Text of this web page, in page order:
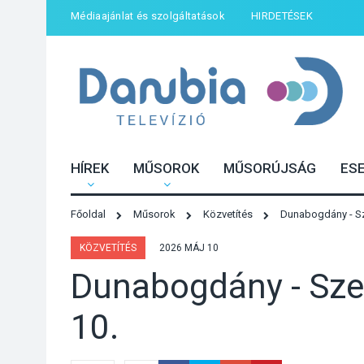
Médiaajánlat és szolgáltatások HIRDETÉSEK
HÍREK MŰSOROK MŰSORÚJSÁG
Főoldal Műsorok Közvetítés Dunabogdány -
KÖZVETÍTÉS 2026 MÁJ 10
Dunabogdány -
10.